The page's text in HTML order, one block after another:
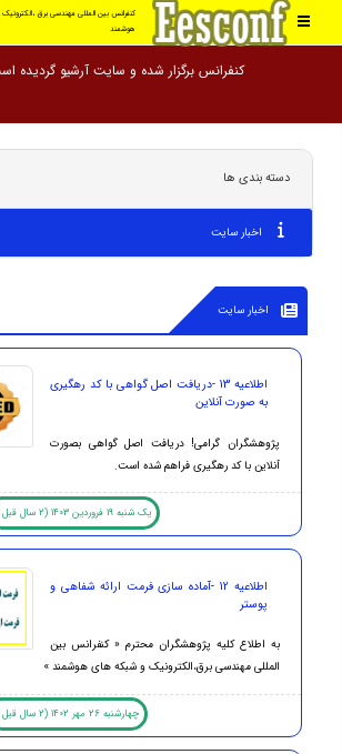
هوشمند
کنفرانس برگزار شده و سایت آرشیو
دسته بندی ها
اخبار سایت
اخبار سایت
اطلاعیه 13 -دریافت اصل گواهی با کد رهگیری
به صورت آنلاین
پژوهشگران گرامی! دریافت اصل گواهی بصورت
آنلاین با کد رهگیری فراهم شده است.
یک شنبه 19 فروردین 1403 (2 سال قبل )
اطلاعیه 12 -آماده سازی فرمت ارائه شفاهی و
پوستر
به اطلاع کلیه پژوهشگران محترم « کنفرانس بین
المللی مهندسی برق،الکترونیک و شبکه های هوشمند »
چهارشنبه 26 مهر 1402 (2 سال قبل )